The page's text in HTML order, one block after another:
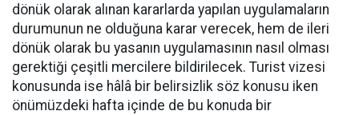
dönük olarak alınan kararlarda yapılan uygulamaların
durumunun ne olduğuna karar verecek, hem de ileri
dönük olarak bu yasanın uygulamasının nasıl olması
gerektiği çeşitli mercilere bildirilecek. Turist vizesi
konusunda ise hâlâ bir belirsizlik söz konusu iken
önümüzdeki hafta içinde de bu konuda bir